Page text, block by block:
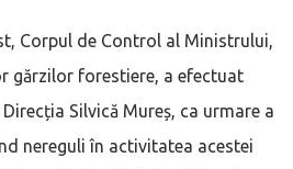
Corpul de Control al Ministrului,
gărzilor forestiere, a efectuat
Silvică Mureș, ca urmare a
nereguli în activitatea acestei